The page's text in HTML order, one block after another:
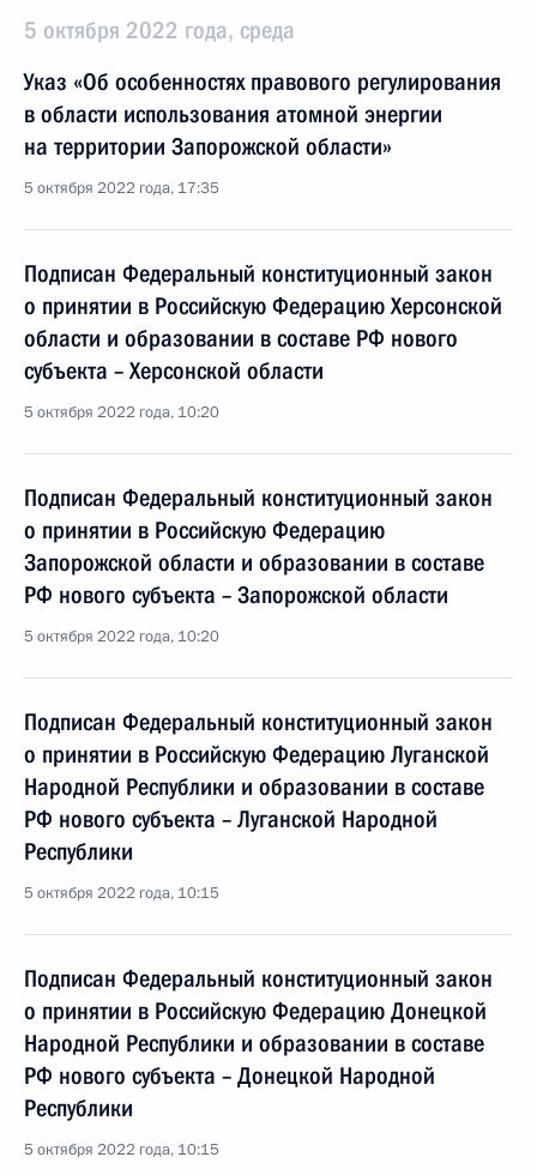
5 октября 2022 года, среда
Указ «Об особенностях правового регулирования
в области использования атомной энергии
на территории Запорожской области»
5 октября 2022 года, 17:35
Подписан Федеральный конституционный закон
о принятии в Российскую Федерацию Херсонской
области и образовании в составе РФ нового
субъекта – Херсонской области
5 октября 2022 года, 10:20
Подписан Федеральный конституционный закон
о принятии в Российскую Федерацию
Запорожской области и образовании в составе
РФ нового субъекта – Запорожской области
5 октября 2022 года, 10:20
Подписан Федеральный конституционный закон
о принятии в Российскую Федерацию Луганской
Народной Республики и образовании в составе
РФ нового субъекта – Луганской Народной
Республики
5 октября 2022 года, 10:15
Подписан Федеральный конституционный закон
о принятии в Российскую Федерацию Донецкой
Народной Республики и образовании в составе
РФ нового субъекта – Донецкой Народной
Республики
5 октября 2022 года, 10:15